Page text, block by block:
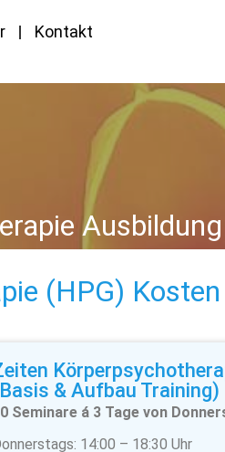
Kontakt
Ausbildung
(HPG)
& Aufbau Training)
Seminare á 3 Tage von
14:00 – 18:30 Uhr